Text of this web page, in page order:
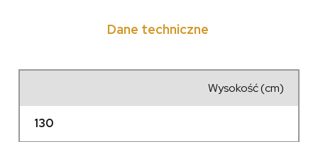
Dane techniczne
Wysokość (cm)
130